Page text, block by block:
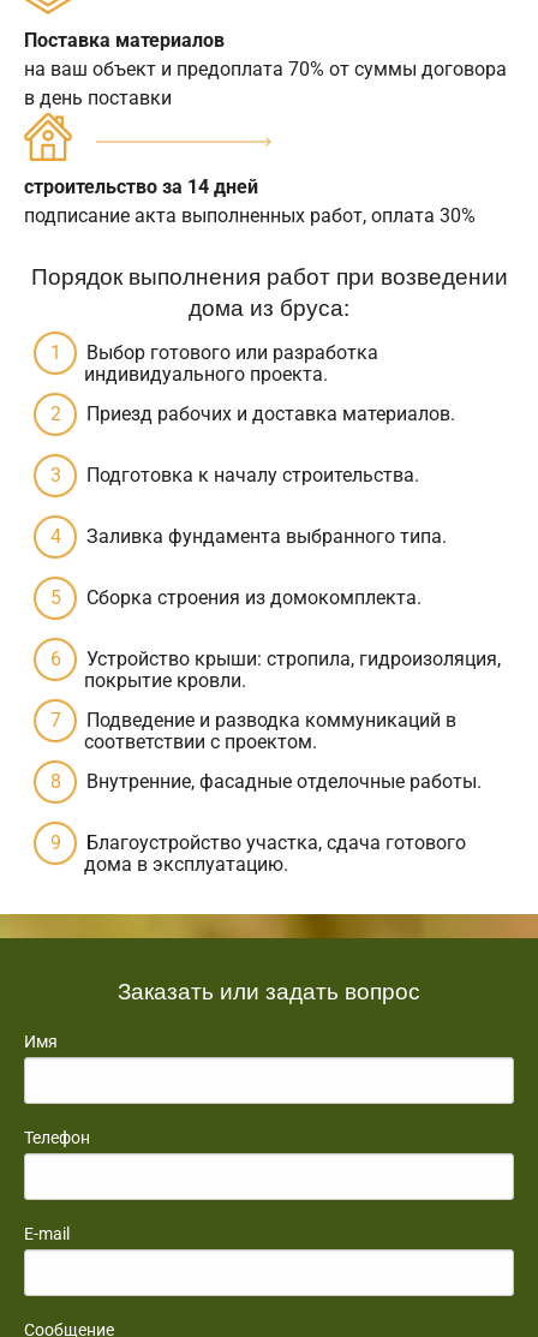
Поставка материалов
на ваш объект и предоплата 70% от суммы договора
в день поставки
строительство за 14 дней
подписание акта выполненных работ, оплата 30%
Порядок выполнения работ при возведении
дома из бруса:
Выбор готового или разработка
индивидуального проекта.
Приезд рабочих и доставка материалов.
Подготовка к началу строительства.
Заливка фундамента выбранного типа.
Сборка строения из домокомплекта.
Устройство крыши: стропила, гидроизоляция,
покрытие кровли.
Подведение и разводка коммуникаций в
соответствии с проектом.
Внутренние, фасадные отделочные работы.
Благоустройство участка, сдача готового
дома в эксплуатацию.
Заказать или задать вопрос
Имя
Телефон
E-mail
Сообщение